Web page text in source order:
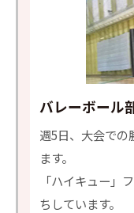
バレーボール
週5日、大会での
ます。
「ハイキュー」
ちしています。